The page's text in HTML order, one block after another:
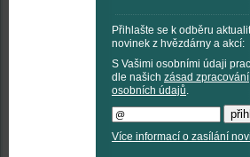
Přihlašte se k odběru
novinek z hvězdárny a akcí:
S Vašimi osobními údaji
dle našich zásad zpracování
osobních údajů.
Více informací o zasílání